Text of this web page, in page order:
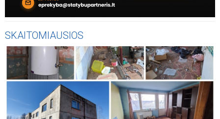
SKAITOMIAUSIOS